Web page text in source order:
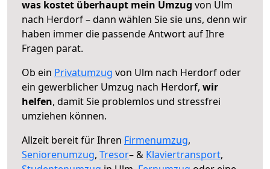
was kostet überhaupt mein Umzug von Ulm
nach Herdorf – dann wählen Sie sie uns, denn wir
haben immer die passende Antwort auf Ihre
Fragen parat.
Ob ein Privatumzug von Ulm nach Herdorf oder
ein gewerblicher Umzug nach Herdorf, wir
helfen, damit Sie problemlos und stressfrei
umziehen können.
Allzeit bereit für Ihren Firmenumzug,
Seniorenumzug, Tresor– & Klaviertransport,